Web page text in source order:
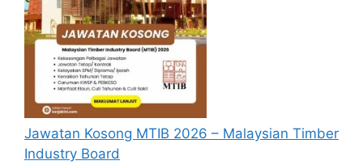
sekiranya tempoh permohonan masih
sah.
Sebelum membuat permohonan sila
pastikan anda login/register
mengisi segala maklumat yang diminta
dengan lengkap dan tepat.
Perlu diingatkan, hanya pemohon yang
layak sahaja akan dipanggil ke
Jawatan Kosong MTIB 2026 – Malaysian Timber
Industry Board